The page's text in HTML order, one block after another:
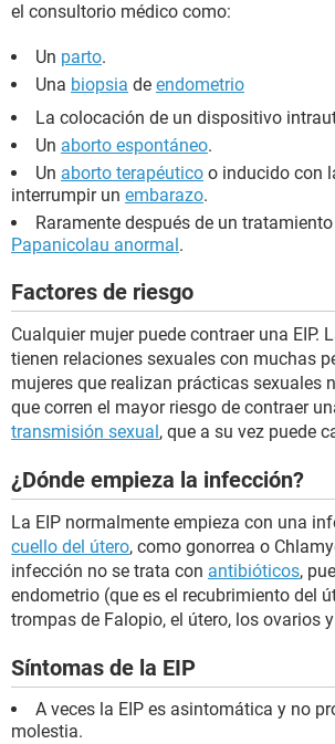
el consultorio médico como:
Un parto.
Una biopsia de endometrio
La colocación de un dispositivo
Un aborto espontáneo.
Un aborto terapéutico o inducido con
interrumpir un embarazo.
Raramente después de un
Papanicolau anormal .
Factores de riesgo
Cualquier mujer puede contraer una EIP.
tienen relaciones sexuales con muchas
mujeres que realizan prácticas sexuales
que corren el mayor riesgo de contraer
transmisión sexual , que a su vez puede
¿Dónde empieza la infección?
La EIP normalmente empieza con una
cuello del útero, como gonorrea o
infección no se trata con antibióticos,
endometrio (que es el recubrimiento del
trompas de Falopio, el útero, los ovarios y
Síntomas de la EIP
A veces la EIP es asintomática y no
molestia.